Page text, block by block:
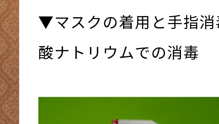
▼マスクの着用と手指
酸ナトリウムでの消毒